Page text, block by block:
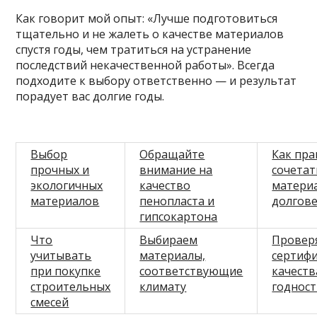
Как говорит мой опыт: «Лучше подготовиться
тщательно и не жалеть о качестве материалов
спустя годы, чем тратиться на устранение
последствий некачественной работы». Всегда
подходите к выбору ответственно — и результат
порадует вас долгие годы.
Выбор
прочных и
экологичных
материалов
Обращайте
внимание на
качество
пенопласта и
гипсокартона
Как
Что
учитывать
при покупке
строительных
смесей
Выбираем
материалы,
соответствующие
климату